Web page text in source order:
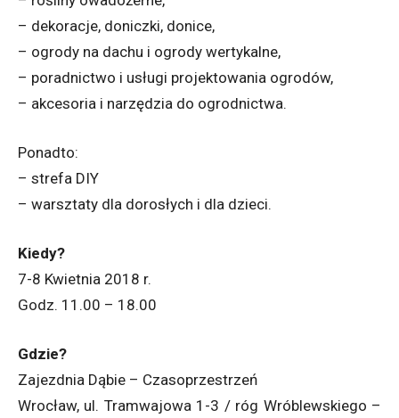
– dekoracje, doniczki, donice,
– ogrody na dachu i ogrody wertykalne,
– poradnictwo i usługi projektowania ogrodów,
– akcesoria i narzędzia do ogrodnictwa.
Ponadto:
– strefa DIY
– warsztaty dla dorosłych i dla dzieci.
Kiedy?
7-8 Kwietnia 2018 r.
Godz. 11.00 – 18.00
Gdzie?
Zajezdnia Dąbie – Czasoprzestrzeń
Wrocław, ul. Tramwajowa 1-3 / róg Wróblewskiego –